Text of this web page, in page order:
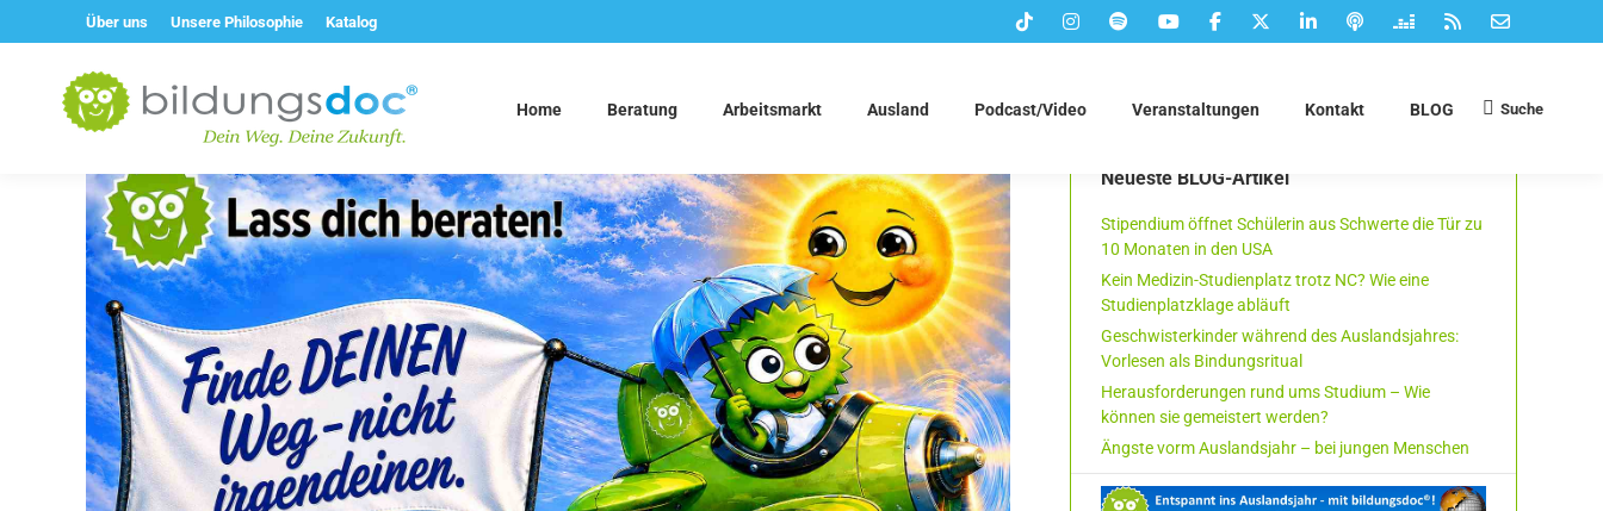
Über uns Unsere Philosophie Katalog
Home Beratung Arbeitsmarkt Ausland Podcast/Video Veranstaltungen Kontakt BLOG Suchen:
Suche
Neueste BLOG-Artikel
Stipendium öffnet Schülerin aus Schwerte die Tür zu
10 Monaten in den USA
Kein Medizin-Studienplatz trotz NC? Wie eine
Studienplatzklage abläuft
Geschwisterkinder während des Auslandsjahres:
Vorlesen als Bindungsritual
Herausforderungen rund ums Studium – Wie
können sie gemeistert werden?
Ängste vorm Auslandsjahr – bei jungen Menschen